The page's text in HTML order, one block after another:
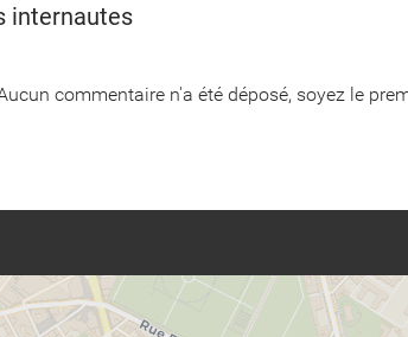
internautes
commentaire n'a été déposé, soyez le